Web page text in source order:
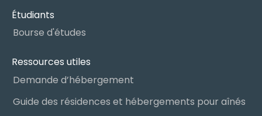
Étudiants
Bourse d'études
Ressources utiles
Demande d’hébergement
Guide des résidences et hébergements pour aînés